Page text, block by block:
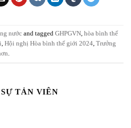
nước and tagged GHPGVN, hòa bình thế
, Hội nghị Hòa bình thế giới 2024, Trưởng
.
TẢN VIÊN